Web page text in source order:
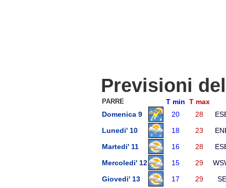
Previsioni
PARRE T min T max
Domenica 9
20 28
Lunedi' 10
18 23
Martedi' 11
16 28
Mercoledi' 12
15 29
Giovedi' 13
17 29 SE